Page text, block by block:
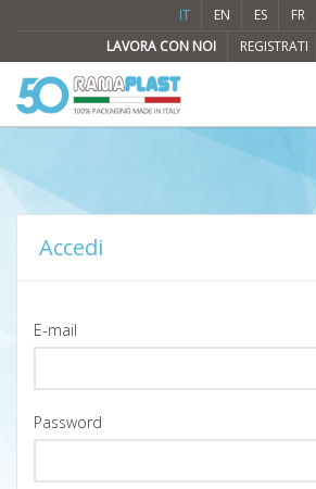
IT EN ES
FR
LAVORA CON NOI
REGISTRATI
Accedi
E-mail
Password